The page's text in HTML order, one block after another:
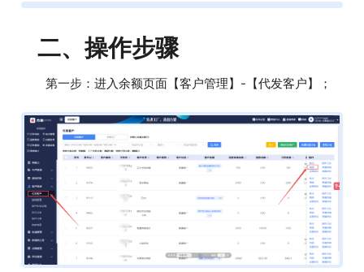
二、操作步骤
第一步：进入余额页面【客户管理】-【代发客户】；